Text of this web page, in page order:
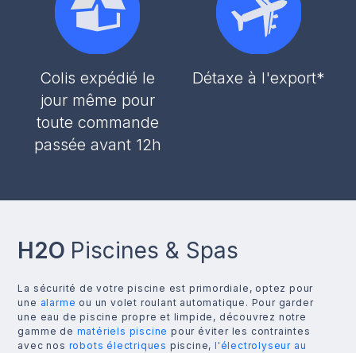
Colis expédié le
jour même pour
toute commande
passée avant 12h
Détaxe à l'export*
H2O Piscines & Spas
La sécurité de votre piscine est primordiale, optez pour
une alarme ou un volet roulant automatique. Pour garder
une eau de piscine propre et limpide, découvrez notre
gamme de matériels piscine pour éviter les contraintes
avec nos robots électriques piscine, l'électrolyseur au